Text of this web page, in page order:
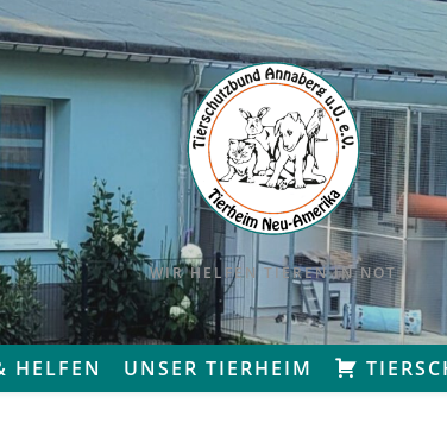
WIR HELFEN TIEREN IN NOT
HELFEN UNSER TIERHEIM